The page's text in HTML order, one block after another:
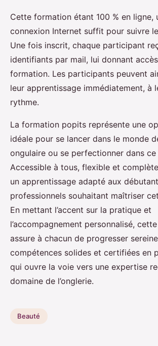
Cette formation étant 100 % en ligne,
connexion Internet suffit pour suivre
Une fois inscrit, chaque participant
identifiants par mail, lui donnant accès
formation. Les participants peuvent
leur apprentissage immédiatement, à
rythme.
La formation popits représente une
idéale pour se lancer dans le monde
ongulaire ou se perfectionner dans ce
Accessible à tous, flexible et
un apprentissage adapté aux
professionnels souhaitant maîtriser
En mettant l’accent sur la pratique et
l’accompagnement personnalisé,
assure à chacun de progresser
compétences solides et certifiées en
qui ouvre la voie vers une expertise
domaine de l’onglerie.
Beauté